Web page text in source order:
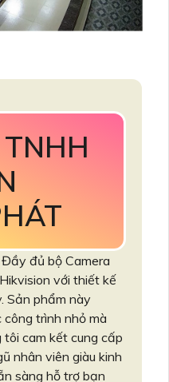
đủ bộ Camera
với thiết kế
Sản phẩm này
trình nhỏ mà
tôi cam kết cung cấp
nhân viên giàu kinh
sàng hỗ trợ bạn